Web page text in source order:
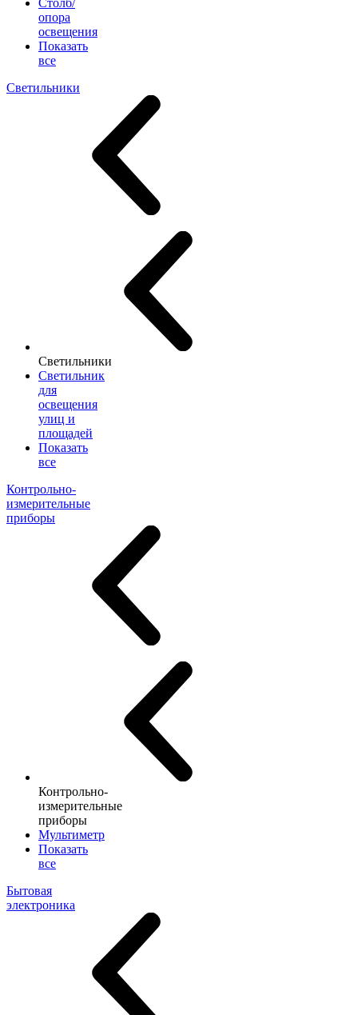
Столб/
опора
освещения
Показать
все
Светильники
Светильники
Светильник
для
освещения
улиц и
площадей
Показать
все
Контрольно-
измерительные
приборы
Контрольно-
измерительные
приборы
Мультиметр
Показать
все
Бытовая
электроника